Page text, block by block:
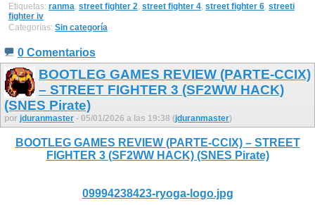
Etiquetas: ranma, street fighter 2, street fighter 4, street fighter 6, streeti
fighter iv
Categorías: Sin categoría
0 Comentarios
BOOTLEG GAMES REVIEW (PARTE-CCIX)
– STREET FIGHTER 3 (SF2WW HACK)
(SNES Pirate)
por jduranmaster - 05/01/2026 a las 19:38 (jduranmaster)
BOOTLEG GAMES REVIEW (PARTE-CCIX) – STREET
FIGHTER 3 (SF2WW HACK) (SNES Pirate)
09994238423-ryoga-logo.jpg